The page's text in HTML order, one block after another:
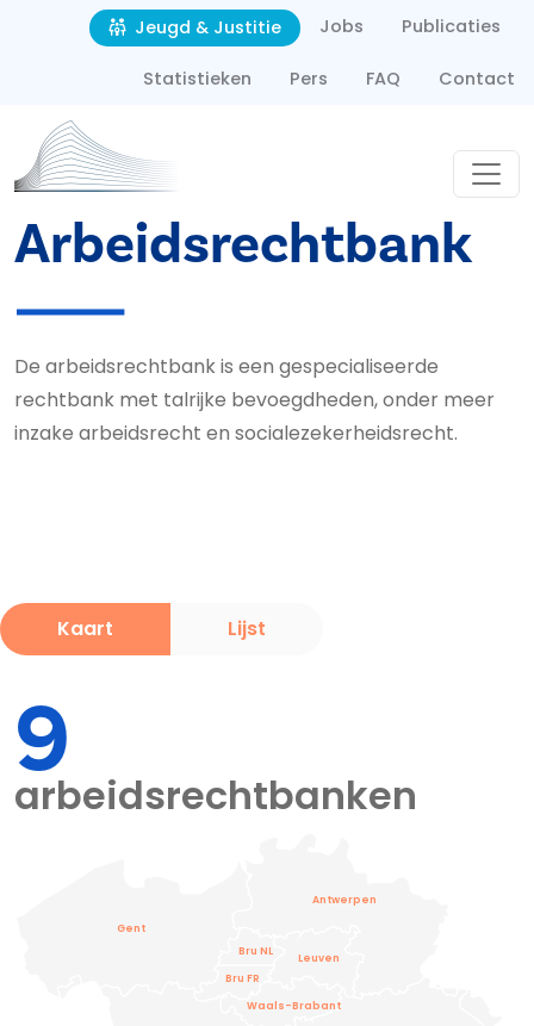
Overslaan en naar de inhoud gaan
Second navigation
Jeugd & Justitie Jobs Publicaties
Statistieken Pers FAQ Contact
Arbeids­rechtbank
De arbeidsrechtbank is een gespecialiseerde
rechtbank met talrijke bevoegdheden, onder meer
inzake arbeidsrecht en socialezekerheidsrecht.
Kaart Lijst
9
arbeidsrechtbanken
Gent
Antwerpen
Leuven
Bru NL
Bru FR
Waals-Brabant